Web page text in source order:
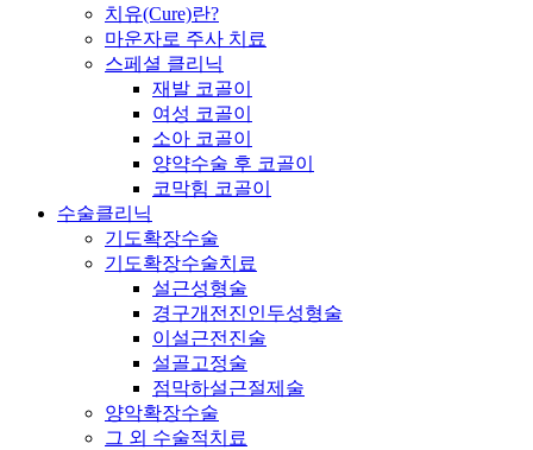
치유(Cure)란?
마운자로 주사 치료
스페셜 클리닉
재발 코골이
여성 코골이
소아 코골이
양약수술 후 코골이
코막힘 코골이
수술클리닉
기도확장수술
기도확장수술치료
설근성형술
경구개전진인두성형술
이설근전진술
설골고정술
점막하설근절제술
양악확장수술
그 외 수술적치료